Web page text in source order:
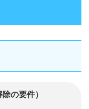
の要件）